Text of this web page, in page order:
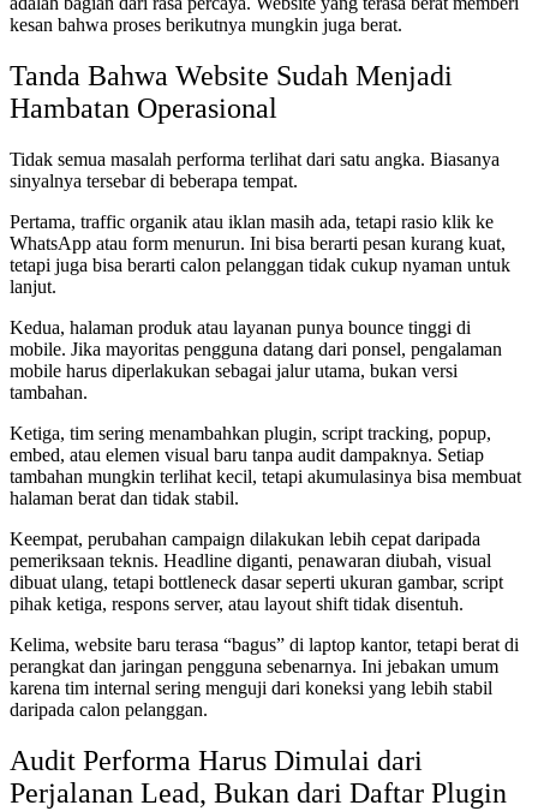
kesan bahwa proses berikutnya mungkin juga berat.
Tanda Bahwa Website Sudah Menjadi
Hambatan Operasional
Tidak semua masalah performa terlihat dari satu angka. Biasanya
sinyalnya tersebar di beberapa tempat.
Pertama, traffic organik atau iklan masih ada, tetapi rasio klik ke
WhatsApp atau form menurun. Ini bisa berarti pesan kurang kuat,
tetapi juga bisa berarti calon pelanggan tidak cukup nyaman untuk
lanjut.
Kedua, halaman produk atau layanan punya bounce tinggi di
mobile. Jika mayoritas pengguna datang dari ponsel, pengalaman
mobile harus diperlakukan sebagai jalur utama, bukan versi
tambahan.
Ketiga, tim sering menambahkan plugin, script tracking, popup,
embed, atau elemen visual baru tanpa audit dampaknya. Setiap
tambahan mungkin terlihat kecil, tetapi akumulasinya bisa membuat
halaman berat dan tidak stabil.
Keempat, perubahan campaign dilakukan lebih cepat daripada
pemeriksaan teknis. Headline diganti, penawaran diubah, visual
dibuat ulang, tetapi bottleneck dasar seperti ukuran gambar, script
pihak ketiga, respons server, atau layout shift tidak disentuh.
Kelima, website baru terasa “bagus” di laptop kantor, tetapi berat di
perangkat dan jaringan pengguna sebenarnya. Ini jebakan umum
karena tim internal sering menguji dari koneksi yang lebih stabil
daripada calon pelanggan.
Audit Performa Harus Dimulai dari
Perjalanan Lead, Bukan dari Daftar Plugin